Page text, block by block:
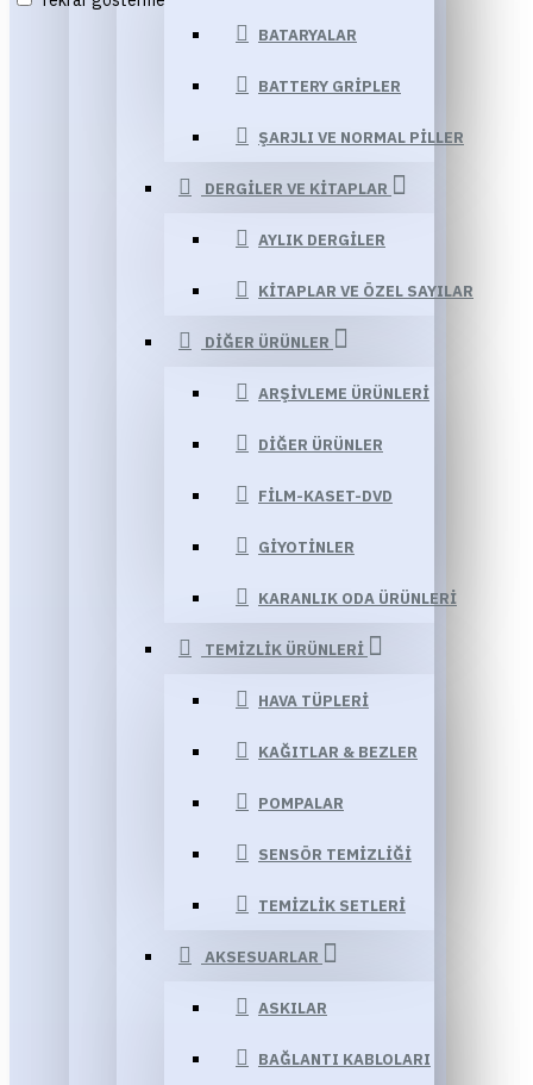
BATARYALAR
BATTERY GRIPLER
ŞARJLI VE NORMAL PILLER
DERGILER VE KITAPLAR
AYLIK DERGILER
KITAPLAR VE ÖZEL SAYILAR
DIĞER ÜRÜNLER
ARŞIVLEME ÜRÜNLERI
DIĞER ÜRÜNLER
FILM-KASET-DVD
GIYOTINLER
KARANLIK ODA ÜRÜNLERI
TEMIZLIK ÜRÜNLERI
HAVA TÜPLERI
KAĞITLAR & BEZLER
POMPALAR
SENSÖR TEMIZLIĞI
TEMIZLIK SETLERI
AKSESUARLAR
ASKILAR
BAĞLANTI KABLOLARI